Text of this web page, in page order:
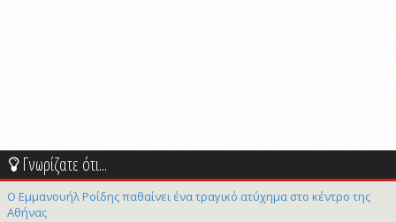
Γνωρίζατε ότι...
Ο Εμμανουήλ Ροΐδης παθαίνει ένα τραγικό ατύχημα στο κέντρο της
Αθήνας